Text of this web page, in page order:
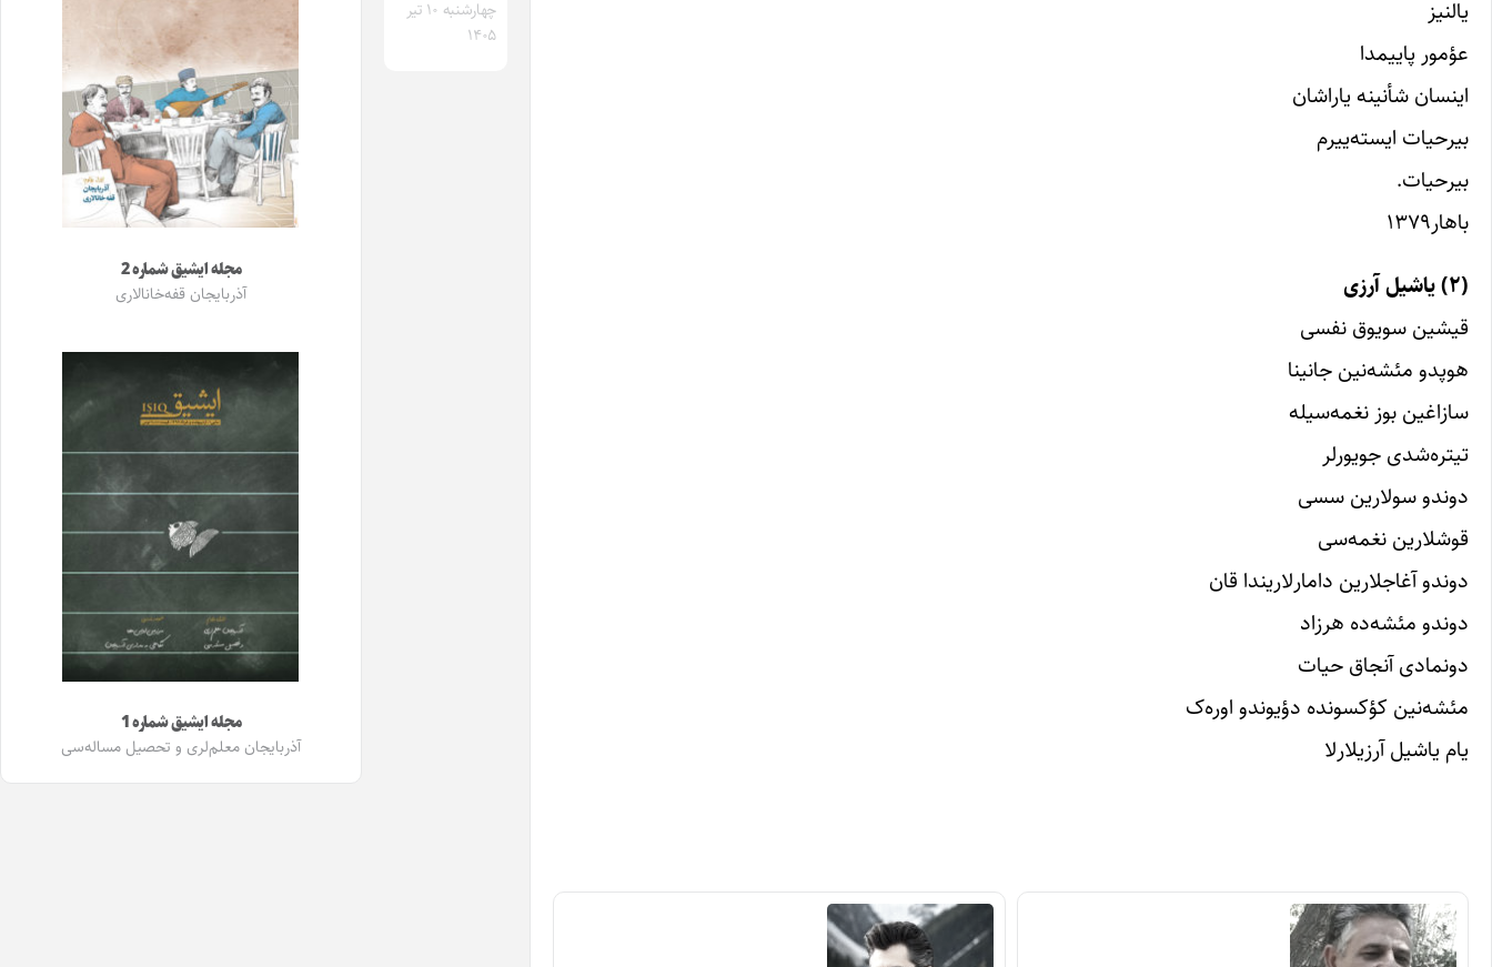
یالنیز
عؤمور پاییمدا
اینسان شأنینه یاراشان
بیرحیات ایسته‌ییرم
بیرحیات.
باهار۱۳۷۹
(۲) یاشیل آرزى
قیشین سویوق نفسى
هوپدو مئشه‌نین جانینا
سازاغین بوز نغمه‌سیله
تیتره‌شدى جویورلر
دوندو سولارین سسى
قوشلارین نغمه‌سى
دوندو آغاجلارین دامارلاریندا قان
دوندو مئشه‌ده هرزاد
دونمادى آنجاق حیات
مئشه‌نین کؤکسونده دؤیوندو اوره‌ک
یام یاشیل آرزیلارلا
چهارشنبه ۱۰ تیر
۱۴۰۵
مجله ایشیق شماره 2
آذربایجان قفه‌خانالاری
مجله ایشیق شماره 1
آذربایجان معلم‌لری و تحصیل مساله‌سی